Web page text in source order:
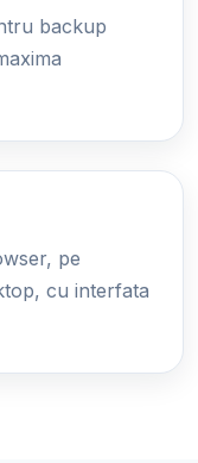
backup
pe
cu interfata